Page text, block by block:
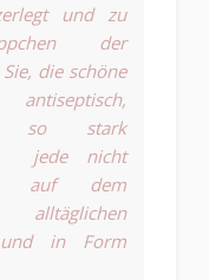
und zu
der
die schöne
so stark
jede nicht
auf dem
alltäglichen
in Form